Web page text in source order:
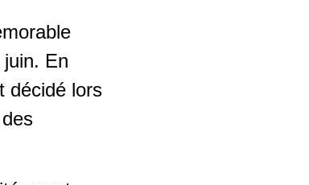
En
décidé lors